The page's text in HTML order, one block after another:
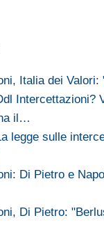
Italia dei Valori:
Intercettazioni?
il…
legge sulle
Di Pietro e
Di Pietro: